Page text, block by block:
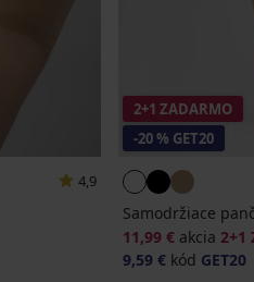
4,9
2+1 ZADARMO
-20 % GET20
Samodržiace
11,99 € akcia 2+1
9,59 €kód GET20